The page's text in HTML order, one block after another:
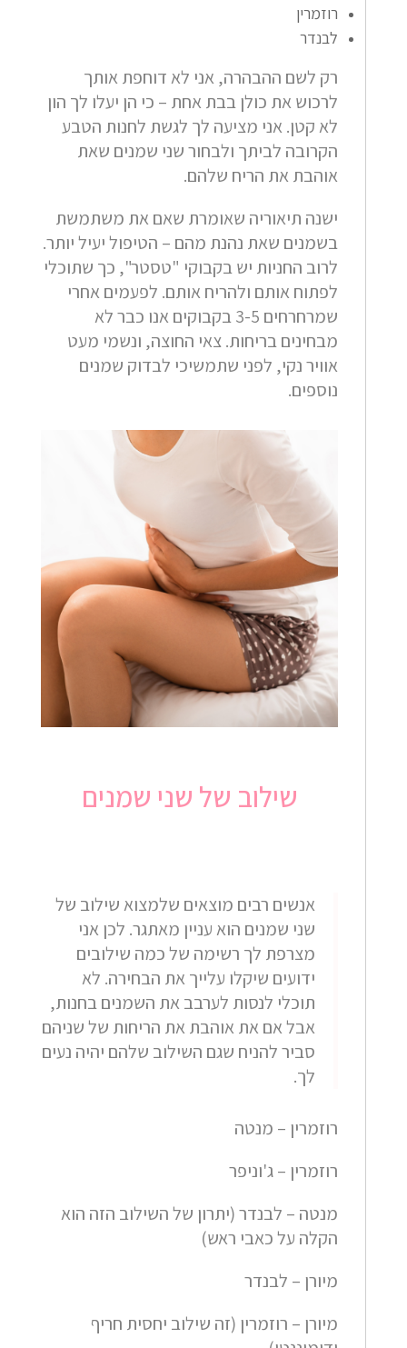
רוזמרין
לבנדר
רק לשם ההבהרה, אני לא דוחפת אותך
לרכוש את כולן בבת אחת – כי הן יעלו לך הון
לא קטן. אני מציעה לך לגשת לחנות הטבע
הקרובה לביתך ולבחור שני שמנים שאת
אוהבת את הריח שלהם.
ישנה תיאוריה שאומרת שאם את משתמשת
בשמנים שאת נהנת מהם – הטיפול יעיל יותר.
לרוב החניות יש בקבוקי "טסטר", כך שתוכלי
לפתוח אותם ולהריח אותם. לפעמים אחרי
שמרחרחים 3-5 בקבוקים אנו כבר לא
מבחינים בריחות. צאי החוצה, ונשמי מעט
אוויר נקי, לפני שתמשיכי לבדוק שמנים
נוספים.
שילוב של שני שמנים
אנשים רבים מוצאים שלמצוא שילוב של
שני שמנים הוא עניין מאתגר. לכן אני
מצרפת לך רשימה של כמה שילובים
ידועים שיקלו עלייך את הבחירה. לא
תוכלי לנסות לערבב את השמנים בחנות,
אבל אם את אוהבת את הריחות של שניהם
סביר להניח שגם השילוב שלהם יהיה נעים
לך.
רוזמרין – מנטה
רוזמרין – ג'וניפר
מנטה – לבנדר (יתרון של השילוב הזה הוא
הקלה על כאבי ראש)
מיורן – לבנדר
מיורן – רוזמרין (זה שילוב יחסית חריף